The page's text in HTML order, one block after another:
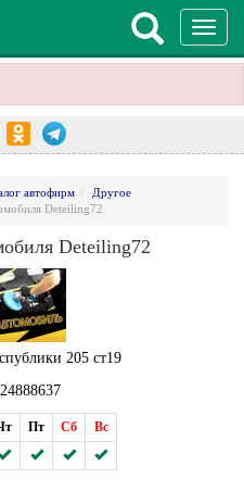
автофирм
Другое
Deteiling72
Deteiling72
205 ст19
Пт Сб Вс